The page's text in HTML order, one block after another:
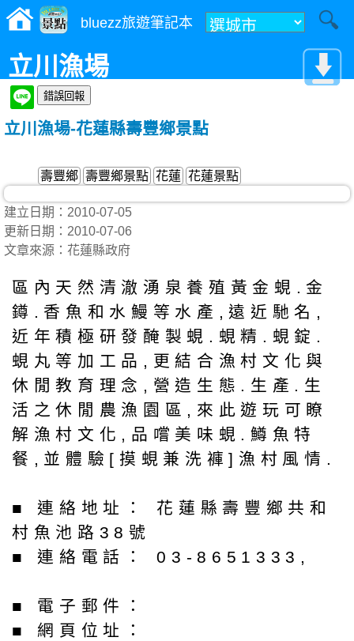
bluezz旅遊筆記本
立川漁場
立川漁場-花蓮縣壽豐鄉景點
壽豐鄉 壽豐鄉景點 花蓮 花蓮景點
建立日期：2010-07-05
更新日期：2010-07-06
文章來源：花蓮縣政府
區內天然清澈湧泉養殖黃金蜆.金
鐏.香魚和水鰻等水產,遠近馳名,
近年積極研發醃製蜆.蜆精.蜆錠.
蜆丸等加工品,更結合漁村文化與
休閒教育理念,營造生態.生產.生
活之休閒農漁園區,來此遊玩可瞭
解漁村文化,品嚐美味蜆.鱒魚特
餐,並體驗[摸蜆兼洗褲]漁村風情.
■ 連絡地址： 花蓮縣壽豐鄉共和
村魚池路38號
■ 連絡電話： 03-8651333,
■ 電子郵件：
■ 網頁位址：